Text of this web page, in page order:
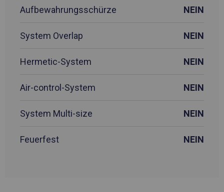
Aufbewahrungsschürze NEIN
System Overlap NEIN
Hermetic-System NEIN
Air-control-System NEIN
System Multi-size NEIN
Feuerfest NEIN